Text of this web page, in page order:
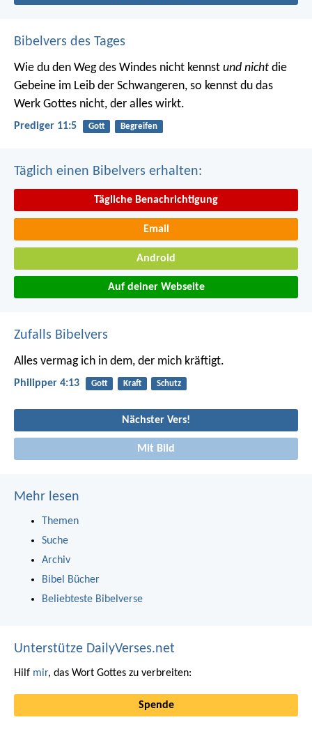
Bibelvers des Tages
Wie du den Weg des Windes nicht kennst und nicht die
Gebeine im Leib der Schwangeren, so kennst du das
Werk Gottes nicht, der alles wirkt.
Prediger 11:5 Gott Begreifen
Täglich einen Bibelvers erhalten:
Tägliche Benachrichtigung
Email
Android
Auf deiner Webseite
Zufalls Bibelvers
Alles vermag ich in dem, der mich kräftigt.
Philipper 4:13 Gott Kraft Schutz
Nächster Vers!
Mit Bild
Mehr lesen
Themen
Suche
Archiv
Bibel Bücher
Beliebteste Bibelverse
Unterstütze DailyVerses.net
Hilf mir, das Wort Gottes zu verbreiten:
Spende